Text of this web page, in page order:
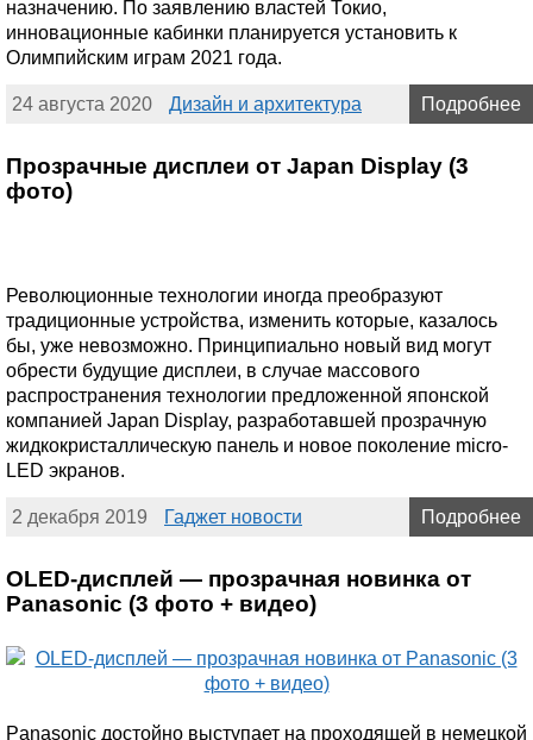
назначению. По заявлению властей Токио,
инновационные кабинки планируется установить к
Олимпийским играм 2021 года.
24 августа 2020 Дизайн и архитектура Подробнее
Прозрачные дисплеи от Japan Display (3
фото)
Революционные технологии иногда преобразуют
традиционные устройства, изменить которые, казалось
бы, уже невозможно. Принципиально новый вид могут
обрести будущие дисплеи, в случае массового
распространения технологии предложенной японской
компанией Japan Display, разработавшей прозрачную
жидкокристаллическую панель и новое поколение micro-
LED экранов.
2 декабря 2019 Гаджет новости Подробнее
OLED-дисплей — прозрачная новинка от
Panasonic (3 фото + видео)
Panasonic достойно выступает на проходящей в немецкой